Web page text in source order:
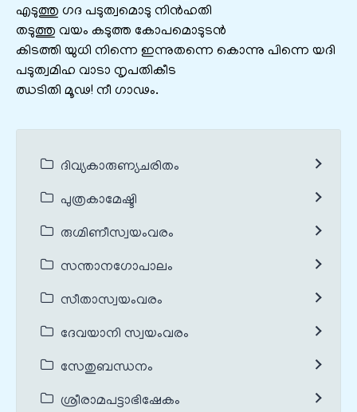
എടുത്തു ഗദ പടുത്വമൊടു നിൻഹതി
തടുത്തു വയം കടുത്ത കോപമൊടുടൻ
കിടത്തി യുധി നിന്നെ ഇന്നുതന്നെ കൊന്നു പിന്നെ യദി
പടുത്വമിഹ വാടാ നൃപതികീട
ഝടിതി മൂഢ! നീ ഗാഢം.
ദിവ്യകാരുണ്യചരിതം
പുത്രകാമേഷ്ടി
രുഗ്മിണീസ്വയംവരം
സന്താനഗോപാലം
സീതാസ്വയംവരം
ദേവയാനി സ്വയംവരം
സേതുബന്ധനം
ശ്രീരാമപട്ടാഭിഷേകം